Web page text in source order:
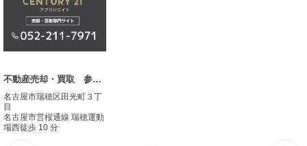
不動産売却・買取 参考事例
名古屋市瑞穂区田光町３丁
目
名古屋市営桜通線 瑞穂運動
場西徒歩 10 分